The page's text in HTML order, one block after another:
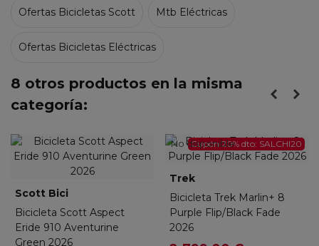
Ofertas Bicicletas Scott Mtb Eléctricas
Ofertas Bicicletas Eléctricas
8 otros productos en la misma
categoría:
Scott Bici
Bicicleta Scott Aspect
Eride 910 Aventurine
Green 2026
Cupón 20% dto: SALCHI20
No disponible
Trek
Bicicleta Trek Marlin+ 8
Purple Flip/Black Fade
2026